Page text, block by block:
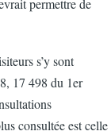
permettre de
s’y sont
17 498 du 1er
consultée est celle